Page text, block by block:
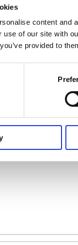
content and
use of our site with
provided to